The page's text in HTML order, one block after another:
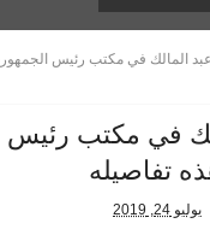
المالك في مكتب رئيس
في مكتب رئيس
تفاصيله
يوليو 24, 2019